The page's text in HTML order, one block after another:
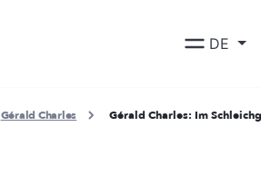
DE
Gérald Charles Gérald Charles: Im